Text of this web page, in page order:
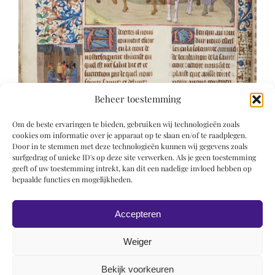
Beheer toestemming
Om de beste ervaringen te bieden, gebruiken wij technologieën zoals
cookies om informatie over je apparaat op te slaan en/of te raadplegen.
Door in te stemmen met deze technologieën kunnen wij gegevens zoals
surfgedrag of unieke ID's op deze site verwerken. Als je geen toestemming
geeft of uw toestemming intrekt, kan dit een nadelige invloed hebben op
bepaalde functies en mogelijkheden.
Accepteren
Weiger
Bekijk voorkeuren